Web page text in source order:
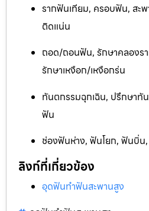
รากฟันเทียม, ครอบฟัน, ส
ติดแน่น
ถอด/ถอนฟัน, รักษาคลองร
รักษาเหงือก/เหงือกร่น
ทันตกรรมฉุกเฉิน, ปรึกษา
ฟัน
ช่องฟันห่าง, ฟันโยก, ฟันบิ่น,
ลิงก์ที่เกี่ยวข้อง
อุดฟันทำฟันสะพานสูง